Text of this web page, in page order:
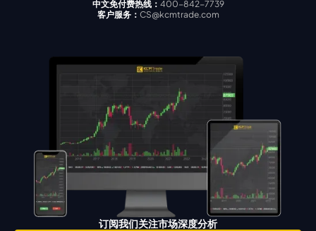
中文免付费热线： 400-842-7739
客户服务： CS@kcmtrade.com
订阅我们关注市场深度分析